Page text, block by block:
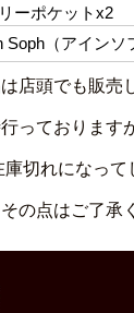
ーポケットx2
（アインソ
店頭でも販売
っております
切れになって
の点はご了承